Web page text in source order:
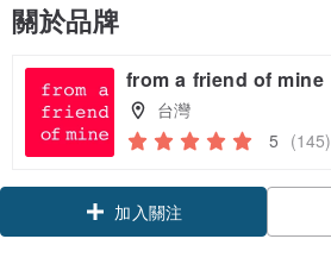
關於品牌
from a friend of mine
台灣
5 (145)
加入關注